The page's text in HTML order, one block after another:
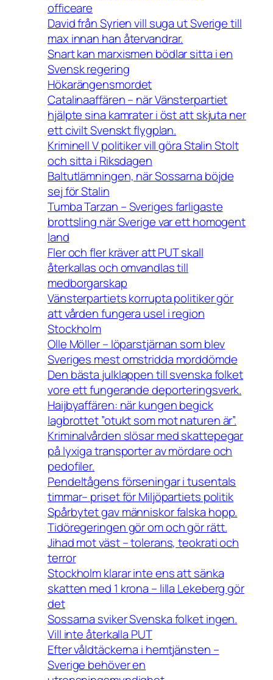
officeare
David från Syrien vill suga ut Sverige till
max innan han återvandrar.
Snart kan marxismen bödlar sitta i en
Svensk regering
Hökarängensmordet
Catalinaaffären – när Vänsterpartiet
hjälpte sina kamrater i öst att skjuta ner
ett civilt Svenskt flygplan.
Kriminell V politiker vill göra Stalin Stolt
och sitta i Riksdagen
Baltutlämningen, när Sossarna böjde
sej för Stalin
Tumba Tarzan – Sveriges farligaste
brottsling när Sverige var ett homogent
land
Fler och fler kräver att PUT skall
återkallas och omvandlas till
medborgarskap
Vänsterpartiets korrupta politiker gör
att vården fungera usel i region
Stockholm
Olle Möller – löparstjärnan som blev
Sveriges mest omstridda morddömde
Den bästa julklappen till svenska folket
vore ett fungerande deporteringsverk.
Haijbyaffären: när kungen begick
lagbrottet ”otukt som mot naturen är”.
Kriminalvården slösar med skattepegar
på lyxiga transporter av mördare och
pedofiler.
Pendeltågens förseningar i tusentals
timmar– priset för Miljöpartiets politik
Spårbytet gav människor falska hopp.
Tidöregeringen gör om och gör rätt.
Jihad mot väst – tolerans, teokrati och
terror
Stockholm klarar inte ens att sänka
skatten med 1 krona – lilla Lekeberg gör
det
Sossarna sviker Svenska folket ingen.
Vill inte återkalla PUT
Efter våldtäckerna i hemtjänsten –
Sverige behöver en